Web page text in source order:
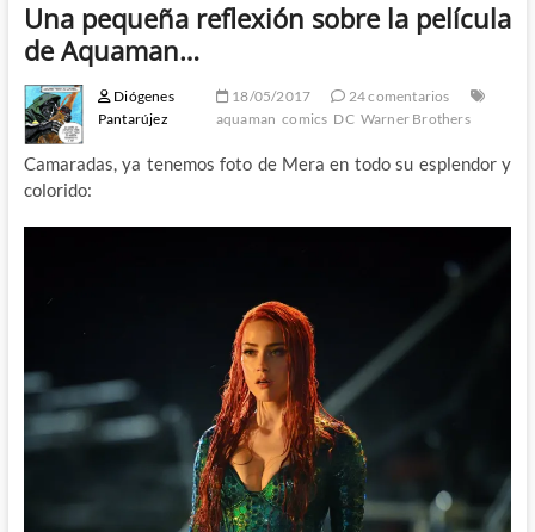
Una pequeña reflexión sobre la película
de Aquaman…
Diógenes
Pantarújez
18/05/2017
24 comentarios
aquaman comics DC Warner Brothers
Camaradas, ya tenemos foto de Mera en todo su esplendor y
colorido: